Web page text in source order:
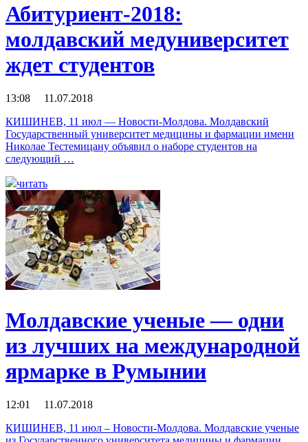
Абитуриент-2018:
молдавский медуниверситет
ждет студентов
13:08 11.07.2018
КИШИНЕВ, 11 июл — Новости-Молдова. Молдавский
Государственный университет медицины и фармации имени
Николае Тестемицану объявил о наборе студентов на
следующий …
читать
Молдавские ученые — одни
из лучших на международной
ярмарке в Румынии
12:01 11.07.2018
КИШИНЕВ, 11 июл – Новости-Молдова. Молдавские ученые